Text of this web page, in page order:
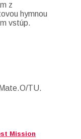
z
hymnou
vstúp.
TU.
Mission